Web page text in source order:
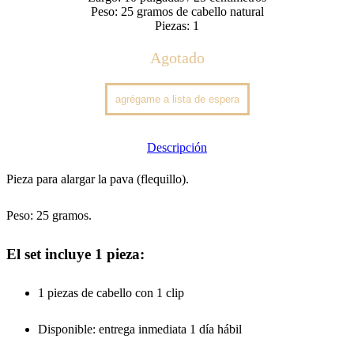
Peso: 25 gramos de cabello natural
Piezas: 1
Agotado
Descripción
Pieza para alargar la pava (flequillo).
Peso: 25 gramos.
El set incluye 1 pieza:
1 piezas de cabello con 1 clip
Disponible: entrega inmediata 1 día hábil